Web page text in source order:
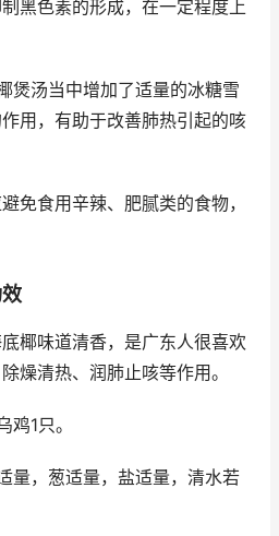
黑色素的形成，在一定程度上
汤当中增加了适量的冰糖雪
用，有助于改善肺热引起的咳
食用辛辣、肥腻类的食物，
味道清香，是广东人很喜欢
燥清热、润肺止咳等作用。
1只。
，葱适量，盐适量，清水若